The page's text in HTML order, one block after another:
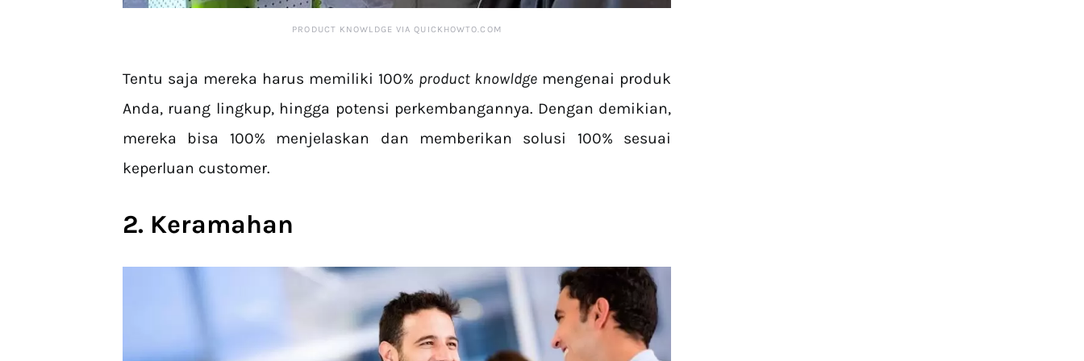
PRODUCT KNOWLDGE VIAQUICKHOWTO.COM
Tentu saja mereka harus memiliki 100% product knowldge mengenai produk
Anda, ruang lingkup, hingga potensi perkembangannya. Dengan demikian,
mereka bisa 100% menjelaskan dan memberikan solusi 100% sesuai
keperluan customer.
2. Keramahan